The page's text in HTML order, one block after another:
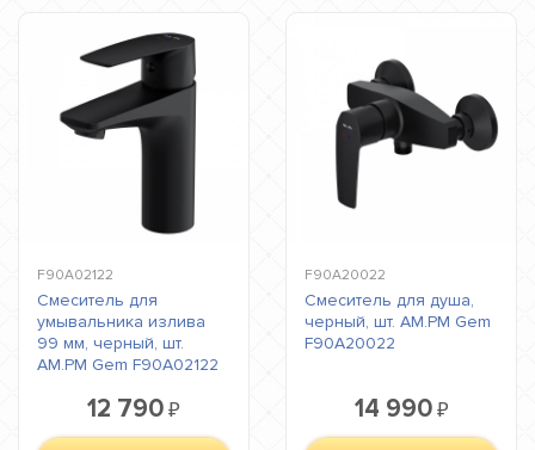
F90A02122
Смеситель для
умывальника излива
99 мм, черный, шт.
AM.PM Gem F90A02122
12 790 ₽
F90A20022
Смеситель для душа,
черный, шт. AM.PM Gem
F90A20022
14 990₽